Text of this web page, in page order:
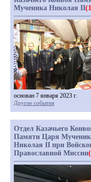
Мученика Николая II
основан 7 января 2023 г.
Другие события
Отдел Казачьего
Памяти Царя
Николая II при
Православной Миссии